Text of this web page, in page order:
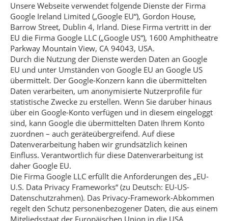
Unsere Webseite verwendet folgende Dienste der Firma
Google Ireland Limited („Google EU“), Gordon House,
Barrow Street, Dublin 4, Irland. Diese Firma vertritt in der
EU die Firma Google LLC („Google US“), 1600 Amphitheatre
Parkway Mountain View, CA 94043, USA.
Durch die Nutzung der Dienste werden Daten an Google
EU und unter Umständen von Google EU an Google US
übermittelt. Der Google-Konzern kann die übermittelten
Daten verarbeiten, um anonymisierte Nutzerprofile für
statistische Zwecke zu erstellen. Wenn Sie darüber hinaus
über ein Google-Konto verfügen und in diesem eingeloggt
sind, kann Google die übermittelten Daten Ihrem Konto
zuordnen – auch geräteübergreifend. Auf diese
Datenverarbeitung haben wir grundsätzlich keinen
Einfluss. Verantwortlich für diese Datenverarbeitung ist
daher Google EU.
Die Firma Google LLC erfüllt die Anforderungen des „EU-
U.S. Data Privacy Frameworks“ (zu Deutsch: EU-US-
Datenschutzrahmen). Das Privacy-Framework-Abkommen
regelt den Schutz personenbezogener Daten, die aus einem
Mitgliedsstaat der Europäischen Union in die USA